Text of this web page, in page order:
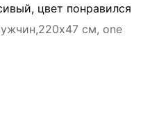
цвет понравился
см, one